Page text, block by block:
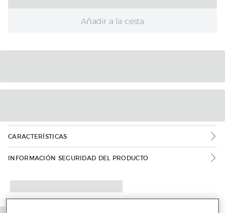
Añadir a la cesta
CARACTERÍSTICAS
INFORMACIÓN SEGURIDAD DEL PRODUCTO